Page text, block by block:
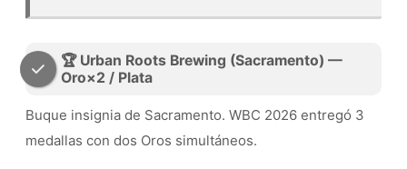
🏆 Urban Roots Brewing (Sacramento) —
Oro×2 / Plata
Buque insignia de Sacramento. WBC 2026 entregó 3
medallas con dos Oros simultáneos.